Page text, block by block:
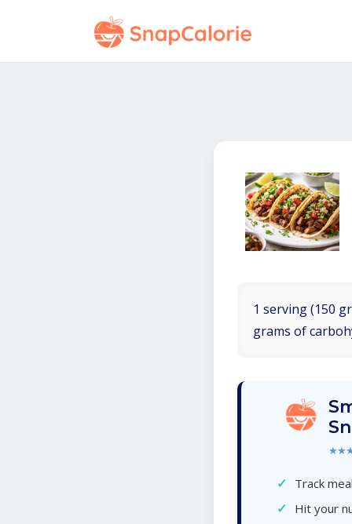
1 serving (150
grams of
✓ Track
✓ Hit your